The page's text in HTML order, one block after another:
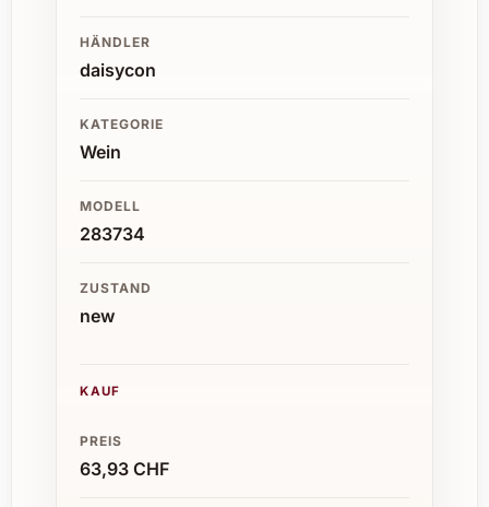
HÄNDLER
daisycon
KATEGORIE
Wein
MODELL
283734
ZUSTAND
new
KAUF
PREIS
63,93 CHF